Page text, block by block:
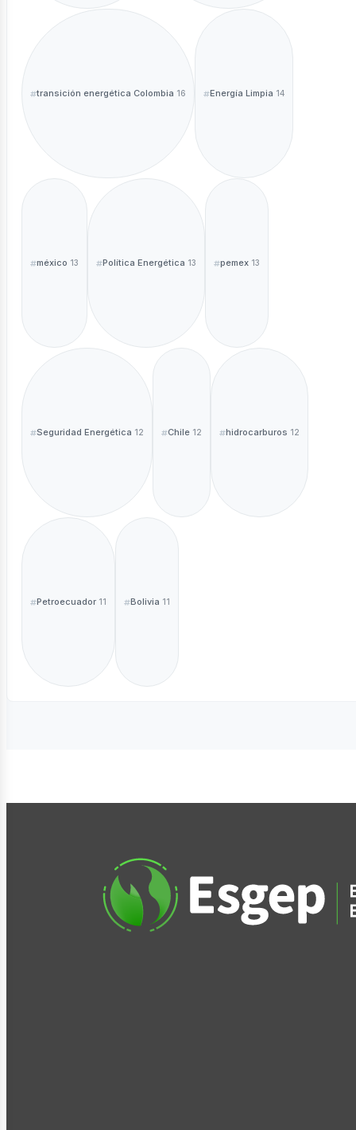
transición energética Colombia 16 Energía Limpia 14
méxico 13 Política Energética 13 pemex 13
Seguridad Energética 12 Chile 12 hidrocarburos 12
Petroecuador 11 Bolivia 11